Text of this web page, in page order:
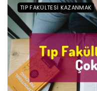
TIP FAKÜLTESI KAZANMAK